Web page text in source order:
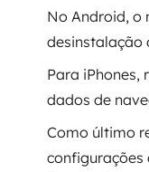
UX / UI design
Sustentar
SRE / DevOps
No Android, o
desinstalação
Para iPhones,
dados de
Como último
configurações